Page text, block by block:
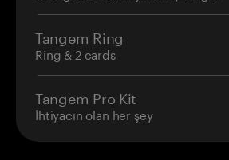
Tangem Ring
Ring & 2 cards
Tangem Pro Kit
İhtiyacın olan her şey